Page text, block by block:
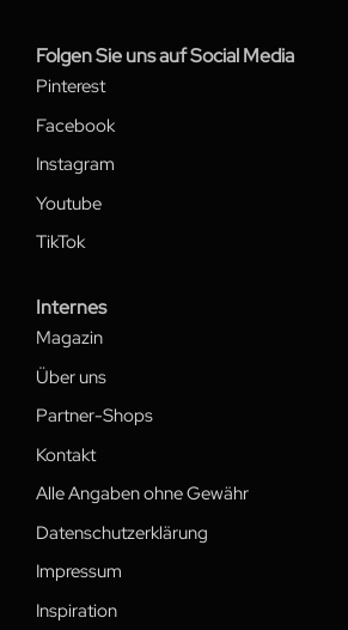
Folgen Sie uns auf Social Media
Pinterest
Facebook
Instagram
Youtube
TikTok
Internes
Magazin
Über uns
Partner-Shops
Kontakt
Alle Angaben ohne Gewähr
Datenschutzerklärung
Impressum
Inspiration